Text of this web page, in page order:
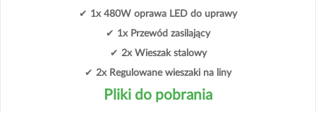
✔ 1x 480W oprawa LED do uprawy
✔ 1x Przewód zasilający
✔ 2x Wieszak stalowy
✔ 2x Regulowane wieszaki na liny
Pliki do pobrania